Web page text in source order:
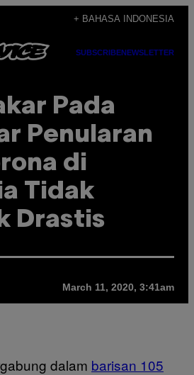
+ BAHASA INDONESIA
SUBSCRIBENEWSLETTER
Pada
Penularan
di
Tidak
Drastis
March 11, 2020, 3:41am
dalam barisan 105